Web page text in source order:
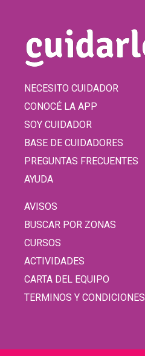
NECESITO CUIDADOR
CONOCÉ LA APP
SOY CUIDADOR
BASE DE CUIDADORES
PREGUNTAS FRECUENTES
AYUDA
AVISOS
BUSCAR POR ZONAS
CURSOS
ACTIVIDADES
CARTA DEL EQUIPO
TERMINOS Y CONDICIONES